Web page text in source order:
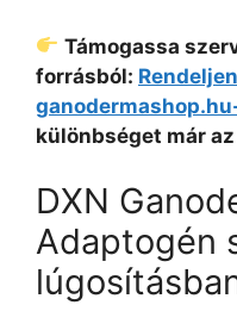
Támogassa
forrásból:
különbséget már
DXN
Adaptogén